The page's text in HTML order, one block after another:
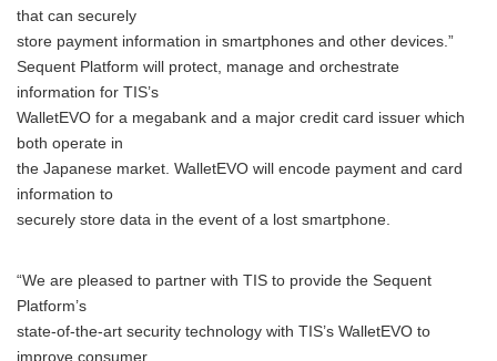
that can securely
store payment information in smartphones and other devices.”
Sequent Platform will protect, manage and orchestrate
information for TIS’s
WalletEVO for a megabank and a major credit card issuer which
both operate in
the Japanese market. WalletEVO will encode payment and card
information to
securely store data in the event of a lost smartphone.
“We are pleased to partner with TIS to provide the Sequent
Platform’s
state-of-the-art security technology with TIS’s WalletEVO to
improve consumer